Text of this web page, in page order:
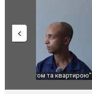
Одесу накрила